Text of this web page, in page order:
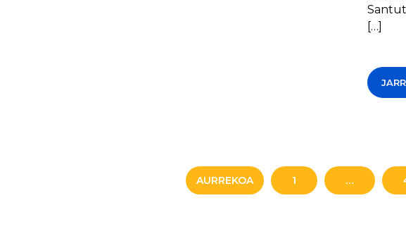
[…]
AURREKOA 1 …